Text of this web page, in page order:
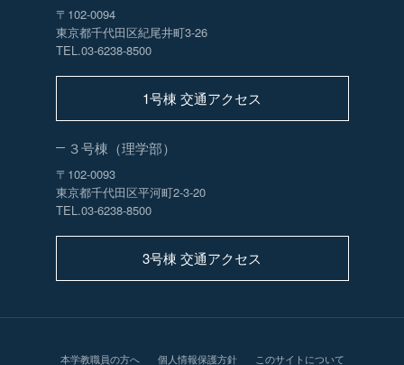
〒102-0094
東京都千代田区紀尾井町3-26
TEL.03-6238-8500
1号棟 交通アクセス
３号棟（理学部）
〒102-0093
東京都千代田区平河町2-3-20
TEL.03-6238-8500
3号棟 交通アクセス
本学教職員の方へ 個人情報保護方針 このサイトについて